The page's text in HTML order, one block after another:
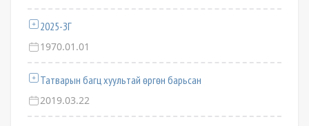
2025-ЗГ
1970.01.01
Татварын багц хуультай өргөн барьсан
2019.03.22